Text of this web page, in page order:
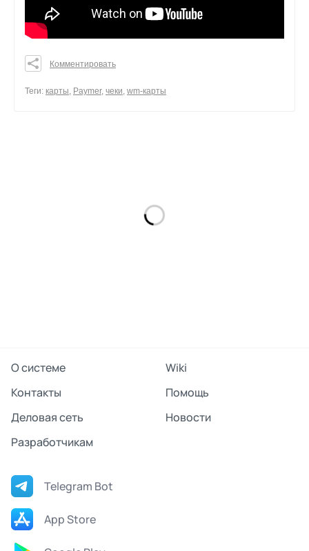
0
Комментировать
Теги: карты, Paymer, чеки, wm-карты
О системе
Wiki
Контакты
Помощь
Деловая сеть
Новости
Разработчикам
Telegram Bot
App Store